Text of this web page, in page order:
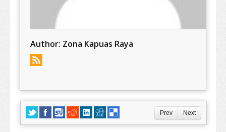
Author: Zona Kapuas Raya
Prev Next